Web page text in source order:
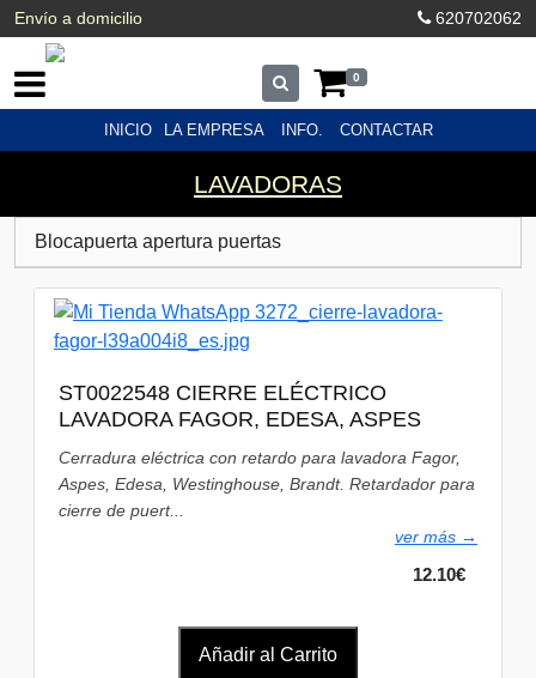
Envío a domicilio 620702062
0
INICIO LA EMPRESA INFO. CONTACTAR
LAVADORAS
Blocapuerta apertura puertas
ST0022548 CIERRE ELÉCTRICO
LAVADORA FAGOR, EDESA, ASPES
Cerradura eléctrica con retardo para lavadora Fagor,
Aspes, Edesa, Westinghouse, Brandt. Retardador para
cierre de puert...
ver más →
12.10€
Añadir al Carrito